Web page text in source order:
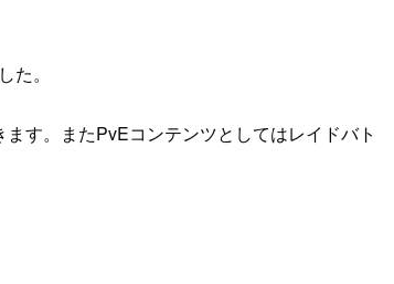
。
す。またPvEコンテンツとしてはレイドバト